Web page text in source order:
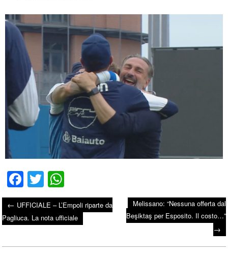
Fa
ce
bo
ok
T
wi
tte
r
ha
ts
A
pp
Post navigation
← UFFICIALE – L’Empoli riparte da
Pagliuca. La nota ufficiale
Melissano: “Nessuna offerta dal
Beşiktaş per Esposito. Il costo…”
→